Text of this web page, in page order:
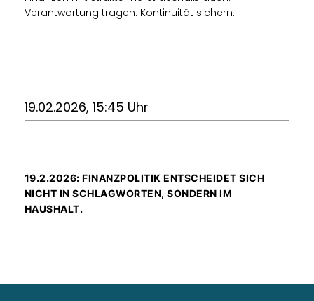
Verantwortung tragen. Kontinuität sichern.
19.02.2026, 15:45 Uhr
19.2.2026: FINANZPOLITIK ENTSCHEIDET SICH
NICHT IN SCHLAGWORTEN, SONDERN IM
HAUSHALT.